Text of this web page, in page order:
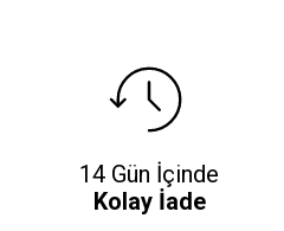
14 Gün İçinde
Kolay İade